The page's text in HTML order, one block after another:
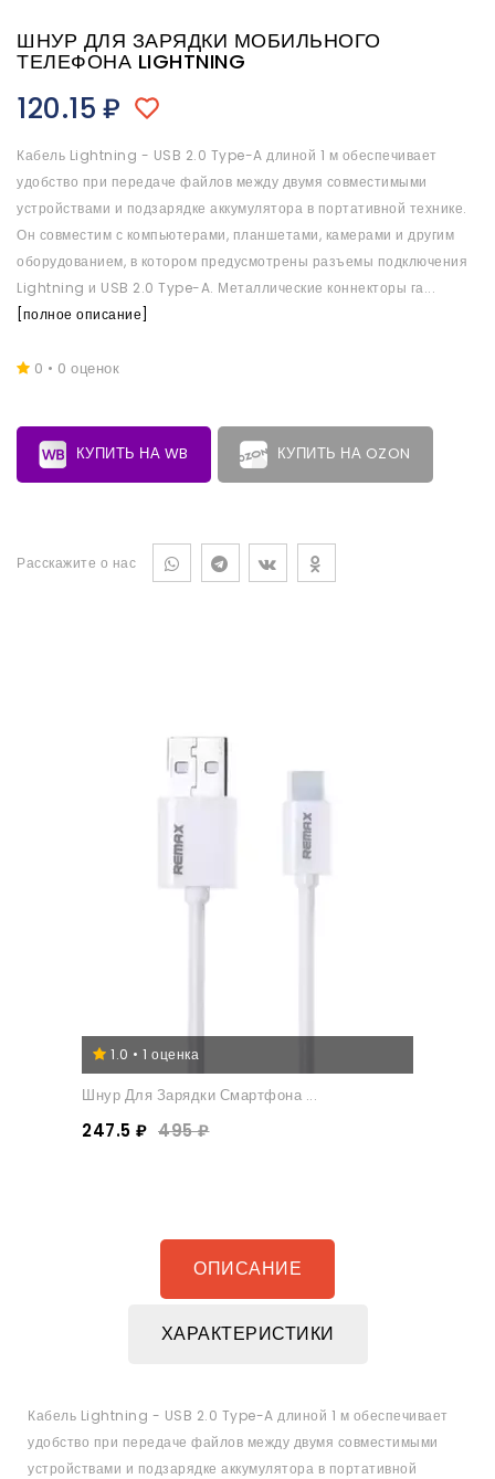
ШНУР ДЛЯ ЗАРЯДКИ МОБИЛЬНОГО
ТЕЛЕФОНА LIGHTNING
120.15 ₽
Кабель Lightning - USB 2.0 Type-A длиной 1 м обеспечивает
удобство при передаче файлов между двумя совместимыми
устройствами и подзарядке аккумулятора в портативной технике.
Он совместим с компьютерами, планшетами, камерами и другим
оборудованием, в котором предусмотрены разъемы подключения
Lightning и USB 2.0 Type-A. Металлические коннекторы га...
[полное описание]
0 • 0 оценок
КУПИТЬ НА WB КУПИТЬ НА OZON
Расскажите о нас
1.0 • 1 оценка
Шнур Для Зарядки Смартфона ...
247.5 ₽ 495 ₽
ОПИСАНИЕ
ХАРАКТЕРИСТИКИ
Кабель Lightning - USB 2.0 Type-A длиной 1 м обеспечивает
удобство при передаче файлов между двумя совместимыми
устройствами и подзарядке аккумулятора в портативной